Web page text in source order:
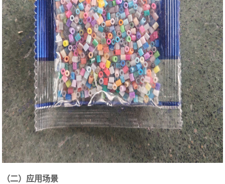
（二）应用场景